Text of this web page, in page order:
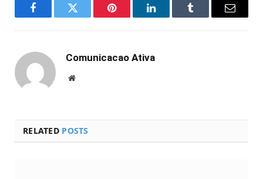
FacebookTwitter Pinterest LinkedInTumblr Email
Comunicacao Ativa
Website
RELATED POSTS